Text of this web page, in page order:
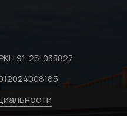
91-25-033827